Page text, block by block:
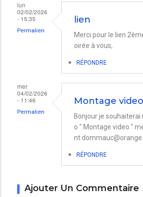
lun
02/02/2026
- 15:35
Permalien
lien
Merci pour le lien
oirée à vous,
RÉPONDRE
mer
04/02/2026
- 11:46
Permalien
Montage video
Bonjour je souhaiterai
o " Montage video "
nt
RÉPONDRE
Ajouter Un Commentaire